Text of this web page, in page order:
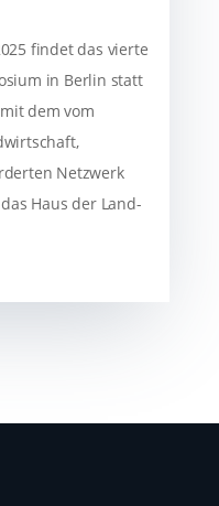
findet das vierte
in Berlin statt
dem vom
Netzwerk
Haus der Land-